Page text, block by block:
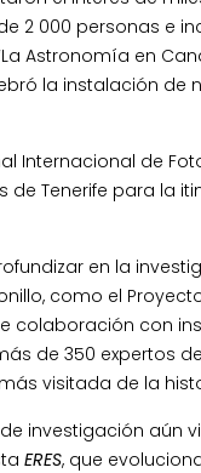
2 000 personas e
en
la instalación
Internacional de
Tenerife para la
en la
como el Proyecto
colaboración con
de 350 expertos
visitada de la
investigación aún
ERES, que